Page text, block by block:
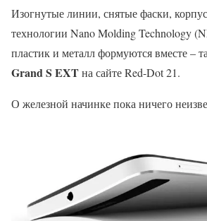
Изогнутые линии, снятые фаски,
технологии Nano Molding Technology
пластик и металл формуются вместе –
Grand S EXTна сайте Red-Dot 21.
О железной начинке пока ничего